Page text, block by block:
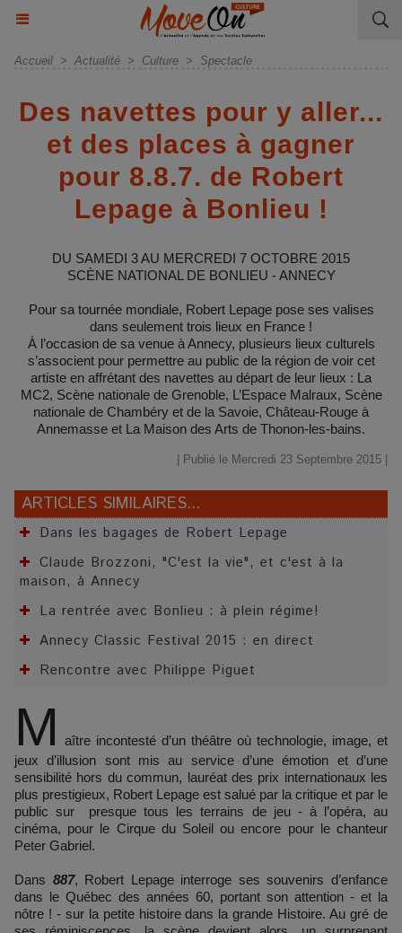
Accueil > Actualité > Culture > Spectacle
Des navettes pour y aller...
et des places à gagner
pour 8.8.7. de Robert
Lepage à Bonlieu !
DU SAMEDI 3 AU MERCREDI 7 OCTOBRE 2015
SCÈNE NATIONAL DE BONLIEU - ANNECY
Pour sa tournée mondiale, Robert Lepage pose ses valises
dans seulement trois lieux en France !
À l’occasion de sa venue à Annecy, plusieurs lieux culturels
s’associent pour permettre au public de la région de voir cet
artiste en affrétant des navettes au départ de leur lieux : La
MC2, Scène nationale de Grenoble, L’Espace Malraux, Scène
nationale de Chambéry et de la Savoie, Château-Rouge à
Annemasse et La Maison des Arts de Thonon-les-bains.
| Publié le Mercredi 23 Septembre 2015 |
ARTICLES SIMILAIRES...
Dans les bagages de Robert Lepage
Claude Brozzoni, "C'est la vie", et c'est à la
maison, à Annecy
La rentrée avec Bonlieu : à plein régime!
Annecy Classic Festival 2015 : en direct
Rencontre avec Philippe Piguet
M
aître incontesté d’un théâtre où technologie, image, et
jeux d’illusion sont mis au service d’une émotion et d’une
sensibilité hors du commun, lauréat des prix internationaux les
plus prestigieux, Robert Lepage est salué par la critique et par le
public sur presque tous les terrains de jeu - à l’opéra, au
cinéma, pour le Cirque du Soleil ou encore pour le chanteur
Peter Gabriel.
Dans 887, Robert Lepage interroge ses souvenirs d’enfance
dans le Québec des années 60, portant son attention - et la
nôtre ! - sur la petite histoire dans la grande Histoire. Au gré de